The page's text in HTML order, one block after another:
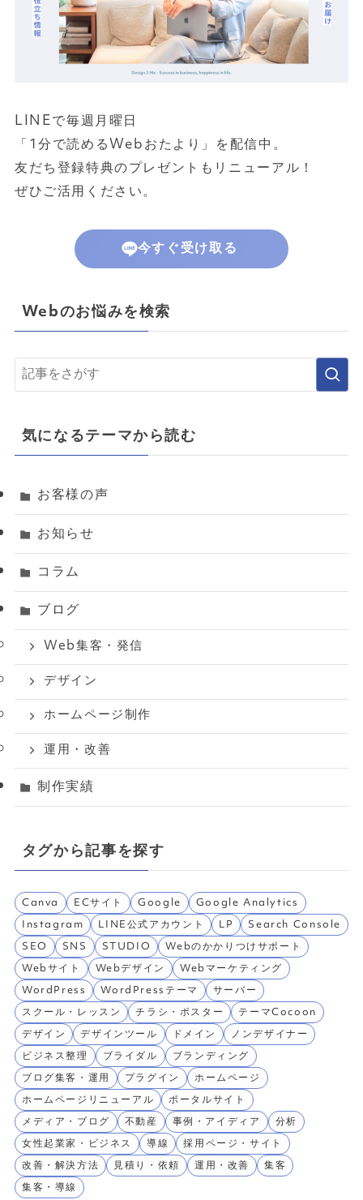
LINEで毎週月曜日
「1分で読めるWebおたより」を配信中。
友だち登録特典のプレゼントもリニューアル！
ぜひご活用ください。
今すぐ受け取る
Webのお悩みを検索
気になるテーマから読む
お客様の声
お知らせ
コラム
ブログ
Web集客・発信
デザイン
ホームページ制作
運用・改善
制作実績
タグから記事を探す
Canva ECサイト Google
Google Analytics
Instagram
LINE公式アカウント LP
Search Console
SEO
SNS STUDIO
Webのかかりつけサポート
Webサイト
Webデザイン
Webマーケティング
WordPress
WordPressテーマ
サーバー
スクール・レッスン
チラシ・ポスター
テーマCocoon
デザイン
デザインツール ドメイン
ノンデザイナー
ビジネス整理
ブライダル
ブランディング
ブログ集客・運用
プラグイン
ホームページ
ホームページリニューアル
ポータルサイト
メディア・ブログ
不動産 事例・アイディア
分析
女性起業家・ビジネス
導線
採用ページ・サイト
改善・解決方法
見積り・依頼 運用・改善
集客
集客・導線